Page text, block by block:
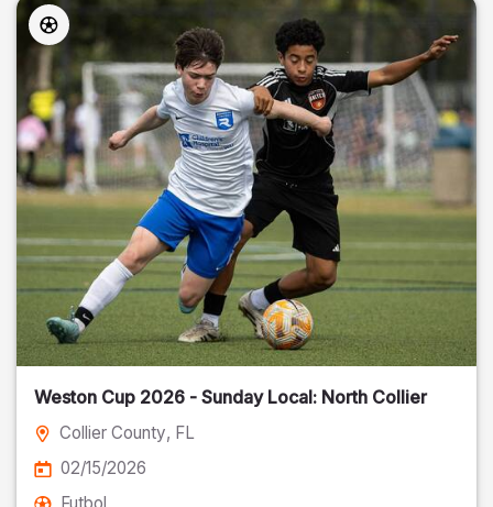
Weston Cup 2026 - Sunday Local: North Collier
Collier County, FL
02/15/2026